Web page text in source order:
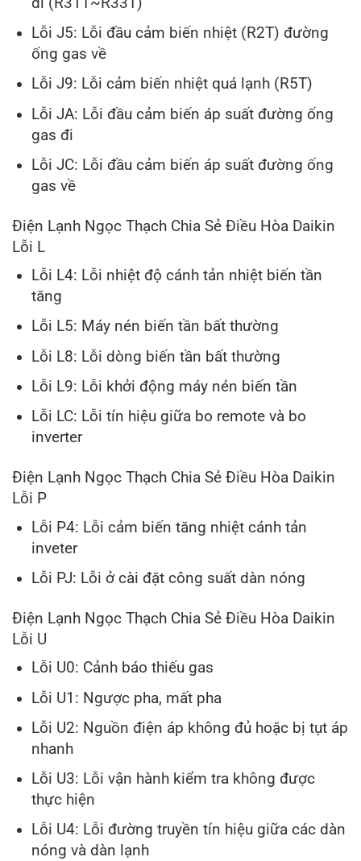
Lỗi J5: Lỗi đầu cảm biến nhiệt (R2T) đường
ống gas về
Lỗi J9: Lỗi cảm biến nhiệt quá lạnh (R5T)
Lỗi JA: Lỗi đầu cảm biến áp suất đường ống
gas đi
Lỗi JC: Lỗi đầu cảm biến áp suất đường ống
gas về
Điện Lạnh Ngọc Thạch Chia Sẻ Điều Hòa Daikin
Lỗi L
Lỗi L4: Lỗi nhiệt độ cánh tản nhiệt biến tần
tăng
Lỗi L5: Máy nén biến tần bất thường
Lỗi L8: Lỗi dòng biến tần bất thường
Lỗi L9: Lỗi khởi động máy nén biến tần
Lỗi LC: Lỗi tín hiệu giữa bo remote và bo
inverter
Điện Lạnh Ngọc Thạch Chia Sẻ Điều Hòa Daikin
Lỗi P
Lỗi P4: Lỗi cảm biến tăng nhiệt cánh tản
inveter
Lỗi PJ: Lỗi ở cài đặt công suất dàn nóng
Điện Lạnh Ngọc Thạch Chia Sẻ Điều Hòa Daikin
Lỗi U
Lỗi U0: Cảnh báo thiếu gas
Lỗi U1: Ngược pha, mất pha
Lỗi U2: Nguồn điện áp không đủ hoặc bị tụt áp
nhanh
Lỗi U3: Lỗi vận hành kiểm tra không được
thực hiện
Lỗi U4: Lỗi đường truyền tín hiệu giữa các dàn
nóng và dàn lạnh